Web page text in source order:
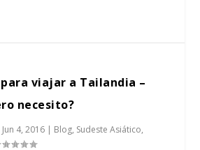
viajar a Tailandia –
necesito?
Jun 4, 2016 | Blog, Sudeste Asiático,